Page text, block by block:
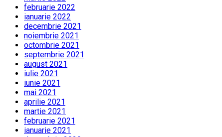
februarie 2022
ianuarie 2022
decembrie 2021
noiembrie 2021
octombrie 2021
septembrie 2021
august 2021
iulie 2021
iunie 2021
mai 2021
aprilie 2021
martie 2021
februarie 2021
ianuarie 2021